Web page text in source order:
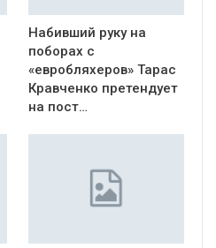
Набивший руку на
поборах с
«евробляхеров» Тарас
Кравченко претендует
на пост…